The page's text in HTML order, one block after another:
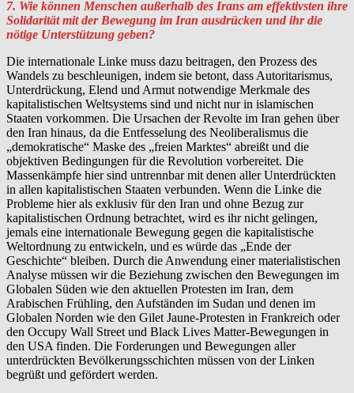
7. Wie können Menschen außerhalb des Irans am effektivsten ihre
Solidarität mit der Bewegung im Iran ausdrücken und ihr die
nötige Unterstützung geben?
Die internationale Linke muss dazu beitragen, den Prozess des
Wandels zu beschleunigen, indem sie betont, dass Autoritarismus,
Unterdrückung, Elend und Armut notwendige Merkmale des
kapitalistischen Weltsystems sind und nicht nur in islamischen
Staaten vorkommen. Die Ursachen der Revolte im Iran gehen über
den Iran hinaus, da die Entfesselung des Neoliberalismus die
„demokratische“ Maske des „freien Marktes“ abreißt und die
objektiven Bedingungen für die Revolution vorbereitet. Die
Massenkämpfe hier sind untrennbar mit denen aller Unterdrückten
in allen kapitalistischen Staaten verbunden. Wenn die Linke die
Probleme hier als exklusiv für den Iran und ohne Bezug zur
kapitalistischen Ordnung betrachtet, wird es ihr nicht gelingen,
jemals eine internationale Bewegung gegen die kapitalistische
Weltordnung zu entwickeln, und es würde das „Ende der
Geschichte“ bleiben. Durch die Anwendung einer materialistischen
Analyse müssen wir die Beziehung zwischen den Bewegungen im
Globalen Süden wie den aktuellen Protesten im Iran, dem
Arabischen Frühling, den Aufständen im Sudan und denen im
Globalen Norden wie den Gilet Jaune-Protesten in Frankreich oder
den Occupy Wall Street und Black Lives Matter-Bewegungen in
den USA finden. Die Forderungen und Bewegungen aller
unterdrückten Bevölkerungsschichten müssen von der Linken
begrüßt und gefördert werden.